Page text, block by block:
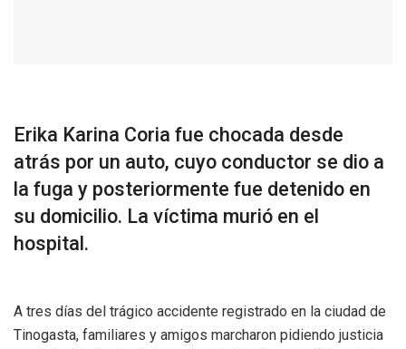
Erika Karina Coria fue chocada desde
atrás por un auto, cuyo conductor se dio a
la fuga y posteriormente fue detenido en
su domicilio. La víctima murió en el
hospital.
A tres días del trágico accidente registrado en la ciudad de
Tinogasta, familiares y amigos marcharon pidiendo justicia